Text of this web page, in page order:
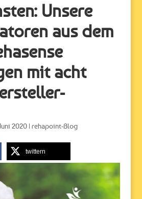
Unsere
aus dem
mit acht
Juni 2020| rehapoint-Blog
twittern